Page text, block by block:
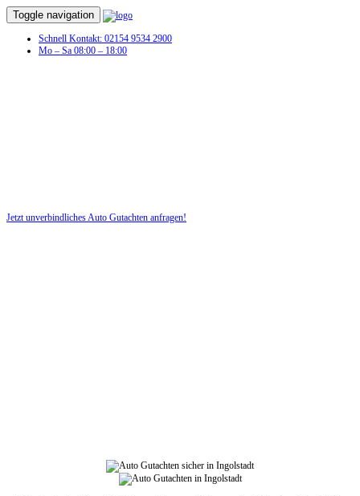
Toggle navigation
Schnell Kontakt: 02154 9534 2900
Mo – Sa 08:00 – 18:00
Jetzt unverbindliches Auto Gutachten anfragen!